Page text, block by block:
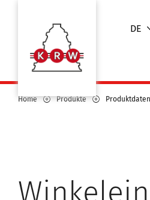
DE
Home Produkte